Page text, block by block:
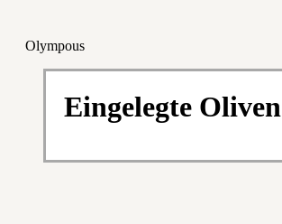
Olympous
Eingelegte Oliven